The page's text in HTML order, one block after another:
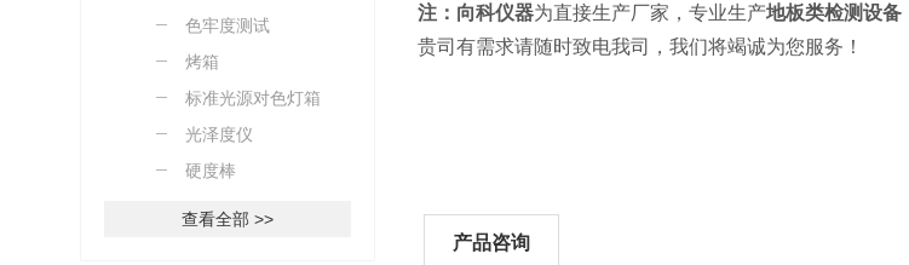
色牢度测试
烤箱
标准光源对色灯箱
光泽度仪
硬度棒
查看全部 >>
注：向科仪器为直接生产厂家，专业生产地板类检测设备
贵司有需求请随时致电我司，我们将竭诚为您服务！
产品咨询